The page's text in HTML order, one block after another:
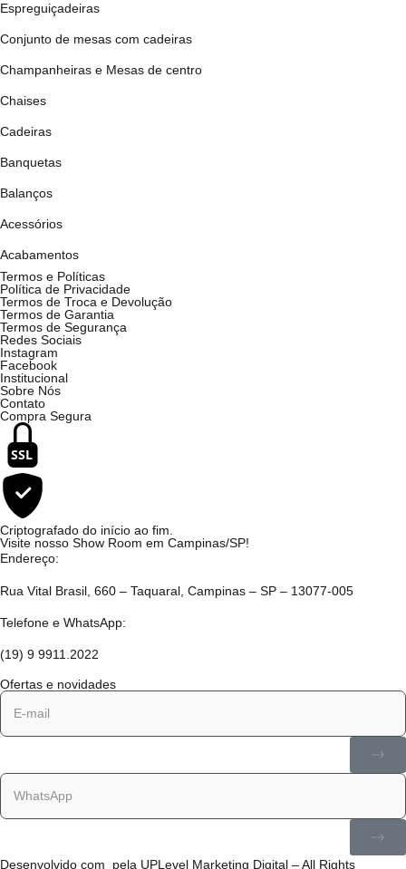
Espreguiçadeiras
Conjunto de mesas com cadeiras
Champanheiras e Mesas de centro
Chaises
Cadeiras
Banquetas
Balanços
Acessórios
Acabamentos
Termos e Políticas
Política de Privacidade
Termos de Troca e Devolução
Termos de Garantia
Termos de Segurança
Redes Sociais
Instagram
Facebook
Institucional
Sobre Nós
Contato
Compra Segura
SSL
Criptografado do início ao fim.
Visite nosso Show Room em Campinas/SP!
Endereço:
Rua Vital Brasil, 660 – Taquaral, Campinas – SP – 13077-005
Telefone e WhatsApp:
(19) 9 9911.2022
Ofertas e novidades
Desenvolvido com pela UPLevel Marketing Digital – All Rights